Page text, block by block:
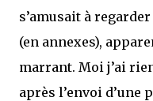
s’amusait à
(en annexes),
marrant. Moi j’ai
après l’envoi d’une